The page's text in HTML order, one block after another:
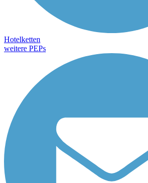
Hotelketten
weitere PEPs